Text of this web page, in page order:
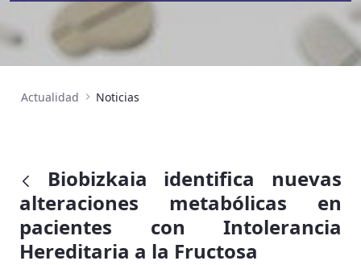
Actualidad Noticias
Biobizkaia identifica nuevas
alteraciones metabólicas en
pacientes con Intolerancia
Hereditaria a la Fructosa